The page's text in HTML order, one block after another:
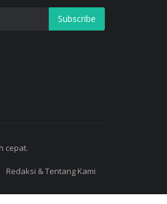
Subscribe
cepat.
Redaksi & Tentang Kami